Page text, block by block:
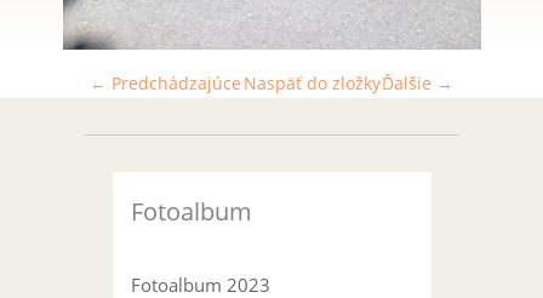
← Predchádzajúce Ďalšie →
Naspäť do zložky
Fotoalbum
Fotoalbum 2023